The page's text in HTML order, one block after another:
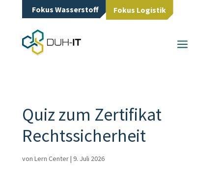
Fokus Wasserstoff Fokus Logistik
a
Quiz zum Zertifikat
Rechtssicherheit
von Lern Center| 9. Juli 2026